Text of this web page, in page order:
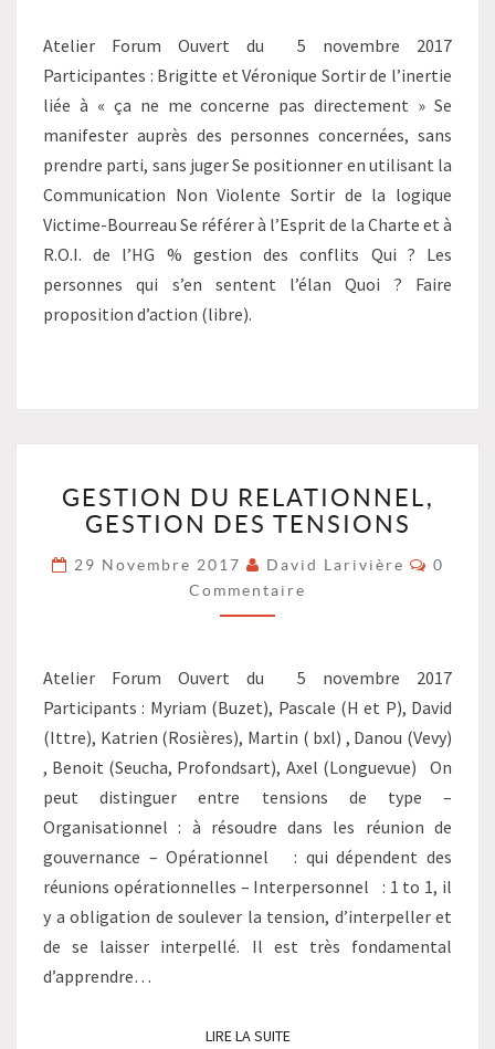
>
Atelier Forum Ouvert du 5 novembre 2017
Participantes : Brigitte et Véronique Sortir de l’inertie
liée à « ça ne me concerne pas directement » Se
manifester auprès des personnes concernées, sans
prendre parti, sans juger Se positionner en utilisant la
Communication Non Violente Sortir de la logique
Victime-Bourreau Se référer à l’Esprit de la Charte et à
R.O.I. de l’HG % gestion des conflits Qui ? Les
personnes qui s’en sentent l’élan Quoi ? Faire
proposition d’action (libre).
DU
RELATIONNEL,
DES
TENSIONS
?
GESTION DU RELATIONNEL,
GESTION DES TENSIONS
29 Novembre 2017 David Larivière
0
Commentaire
Atelier Forum Ouvert du 5 novembre 2017
Participants : Myriam (Buzet), Pascale (H et P), David
(Ittre), Katrien (Rosières), Martin ( bxl) , Danou (Vevy)
, Benoit (Seucha, Profondsart), Axel (Longuevue) On
peut distinguer entre tensions de type –
Organisationnel : à résoudre dans les réunion de
gouvernance – Opérationnel : qui dépendent des
réunions opérationnelles – Interpersonnel : 1 to 1, il
y a obligation de soulever la tension, d’interpeller et
de se laisser interpellé. Il est très fondamental
d’apprendre…
LIRE LA SUITELIRE LA SUITE